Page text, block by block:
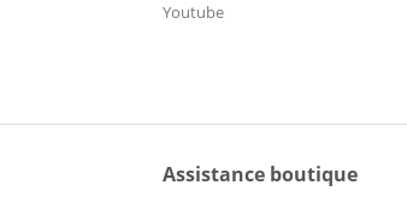
Youtube
Assistance boutique